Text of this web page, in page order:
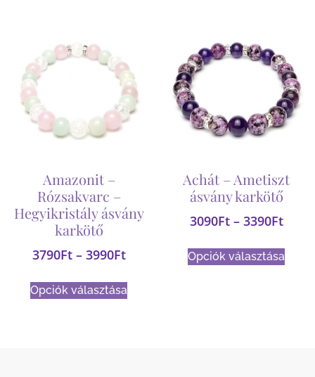
Amazonit –
Rózsakvarc –
Hegyikristály ásvány
karkötő
3790Ft – 3990Ft
Opciók választása
Achát – Ametiszt
ásvány karkötő
3090Ft – 3390Ft
Opciók választása